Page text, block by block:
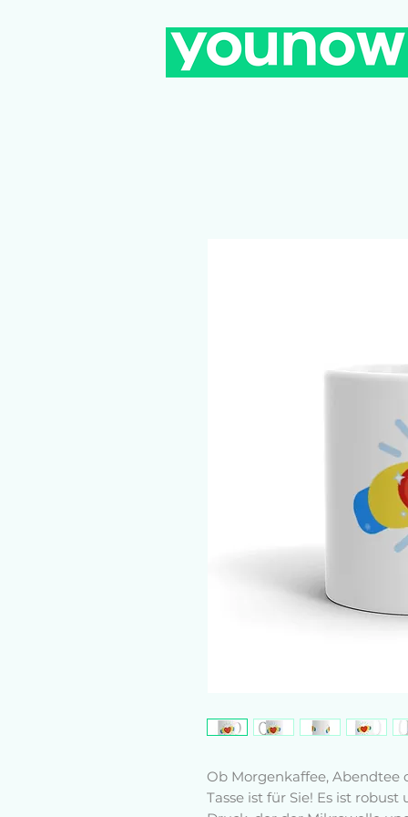
Ob Morgenkaffee, Abendtee
Tasse ist für Sie! Es ist